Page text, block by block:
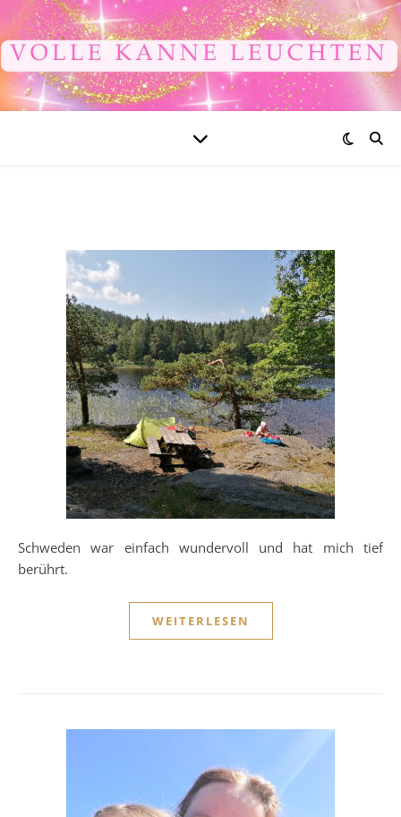
Schweden war einfach wundervoll und hat mich tief
berührt.
WEITERLESEN